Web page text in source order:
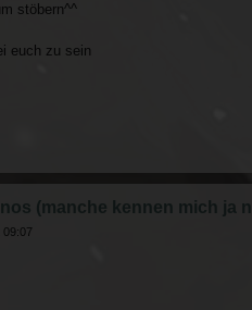
stöbern^^
euch zu sein
(manche kennen mich ja
09:07